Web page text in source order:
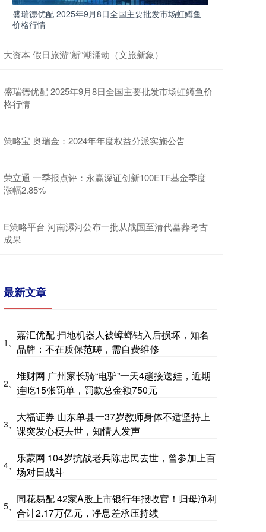
盛瑞德优配 2025年9月8日全国主要批发市场虹鳟鱼
价格行情
大资本 假日旅游“新”潮涌动（文旅新象）
盛瑞德优配 2025年9月8日全国主要批发市场虹鳟鱼价
格行情
策略宝 奥瑞金：2024年年度权益分派实施公告
荣立通 一季报点评：永赢深证创新100ETF基金季度
涨幅2.85%
E策略平台 河南漯河公布一批从战国至清代墓葬考古
成果
最新文章
1、
嘉汇优配 扫地机器人被蟑螂钻入后损坏，知名
品牌：不在质保范畴，需自费维修
2、
堆财网 广州家长骑“电驴”一天4趟接送娃，近期
连吃15张罚单，罚款总金额750元
3、
大福证券 山东单县一37岁教师身体不适坚持上
课突发心梗去世，知情人发声
4、
乐蒙网 104岁抗战老兵陈忠民去世，曾参加上百
场对日战斗
5、
同花易配 42家A股上市银行年报收官！归母净利
合计2.17万亿元，净息差承压持续